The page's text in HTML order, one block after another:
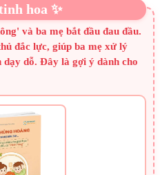
hoa ✨
và ba mẹ bắt đầu đau đầu.
đắc lực, giúp ba mẹ xử lý
dỗ. Đây là gợi ý dành cho